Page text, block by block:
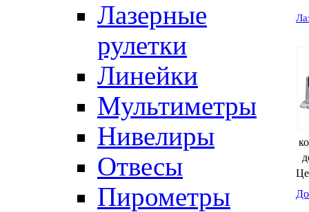
Лазерные
рулетки
Линейки
Мультиметры
Нивелиры
Отвесы
Пирометры